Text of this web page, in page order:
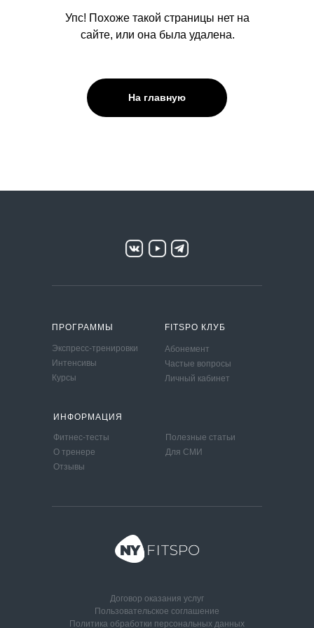
Упс! Похоже такой страницы нет на
сайте, или она была удалена.
На главную
ПРОГРАММЫ
Экспресс-тренировки
Интенсивы
Курсы
FITSPO КЛУБ
Абонемент
Частые вопросы
Личный кабинет
ИНФОРМАЦИЯ
Фитнес-тесты
О тренере
Отзывы
Договор оказания услуг
Пользовательcкое соглашение
Политика обработки персональных данных
Полезные статьи
Для СМИ